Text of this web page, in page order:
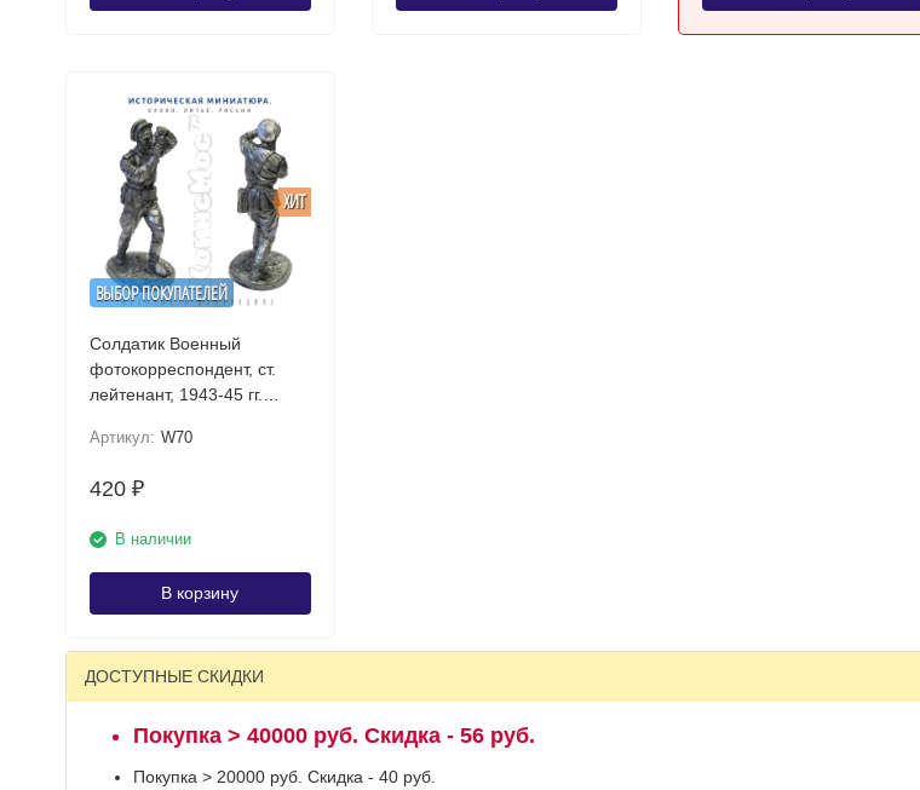
ВЫБОР ПОКУПАТЕЛЕЙ
ХИТ
Солдатик Военный
фотокорреспондент, ст.
лейтенант, 1943-45 гг.
Артикул: W70
420 ₽
В наличии
В корзину
ДОСТУПНЫЕ СКИДКИ
Покупка > 40000 руб. Скидка - 56 руб.
Покупка > 20000 руб. Скидка - 40 руб.